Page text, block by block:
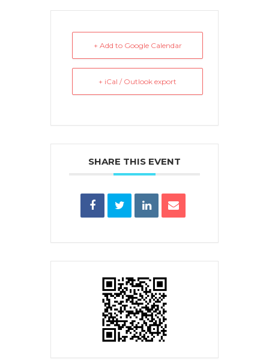
+ Add to Google Calendar
+ iCal / Outlook export
SHARE THIS EVENT